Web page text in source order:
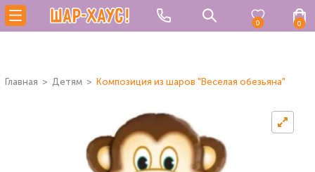
0 0
Главная Детям Композиция из шаров "Веселая обезьяна"